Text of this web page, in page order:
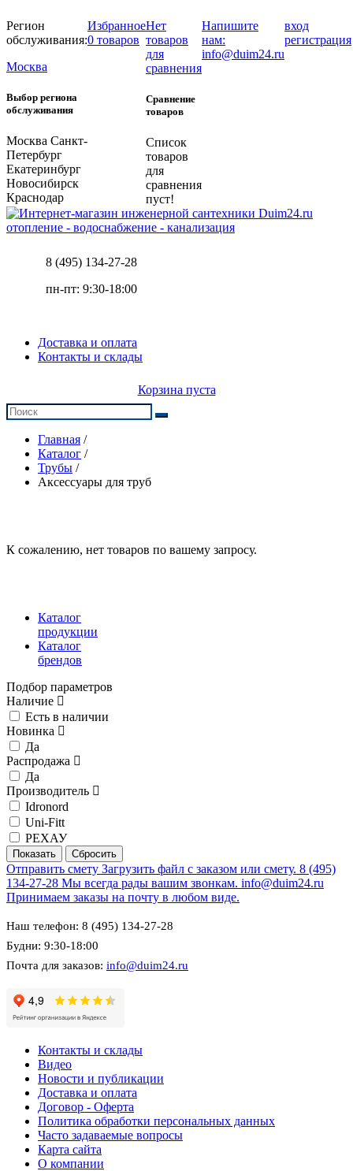
Регион
обслуживания:
Москва
Выбор региона
обслуживания
Москва Санкт-
Петербург
Екатеринбург
Новосибирск
Краснодар
Избранное
0 товаров
Нет
товаров
для
сравнения
Сравнение
товаров
Список
товаров
для
сравнения
пуст!
Напишите
нам:
info@duim24.ru
вход
регистрация
отопление - водоснабжение - канализация
8 (495) 134-27-28
пн-пт: 9:30-18:00
Доставка и оплата
Контакты и склады
Корзина пуста
Главная /
Каталог /
Трубы /
Аксессуары для труб
К сожалению, нет товаров по вашему запросу.
Каталог
продукции
Каталог
брендов
Подбор параметров
Наличие
Есть в наличии
Новинка
Да
Распродажа
Да
Производитель
Idronord
Uni-Fitt
РЕХАУ
Отправить смету Загрузить файл с заказом или смету. 8 (495)
134-27-28 Мы всегда рады вашим звонкам. info@duim24.ru
Принимаем заказы на почту в любом виде.
Наш телефон: 8 (495) 134-27-28
Будни: 9:30-18:00
Почта для заказов: info@duim24.ru
Контакты и склады
Видео
Новости и публикации
Доставка и оплата
Договор - Оферта
Политика обработки персональных данных
Часто задаваемые вопросы
Карта сайта
О компании